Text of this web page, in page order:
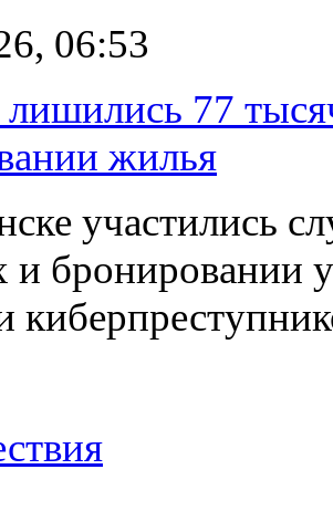
06:53
77
жилья
участились
и бронировании